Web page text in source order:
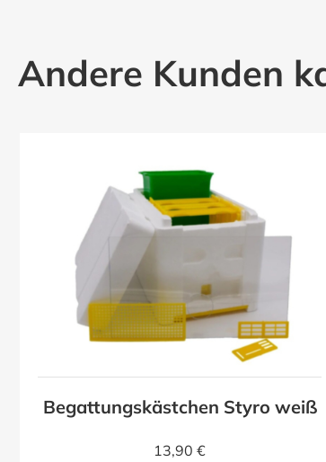
Andere Kunden
Begattungskästchen Styro weiß
13,90 €